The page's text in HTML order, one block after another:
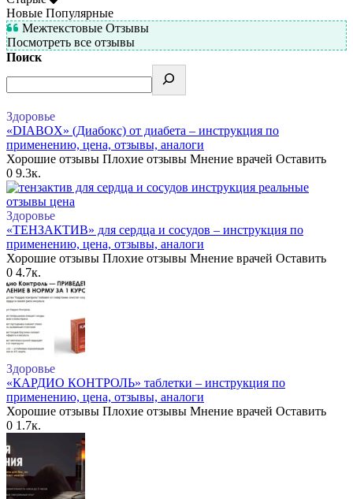
Новые Популярные
Межтекстовые Отзывы
Посмотреть все отзывы
Поиск
Здоровье
«DIABOX» (Диабокс) от диабета – инструкция по
применению, цена, отзывы, аналоги
Хорошие отзывы Плохие отзывы Мнение врачей Оставить
0 9.3к.
Здоровье
«ТЕНЗАКТИВ» для сердца и сосудов – инструкция по
применению, цена, отзывы, аналоги
Хорошие отзывы Плохие отзывы Мнение врачей Оставить
0 4.7к.
Здоровье
«КАРДИО КОНТРОЛЬ» таблетки – инструкция по
применению, цена, отзывы, аналоги
Хорошие отзывы Плохие отзывы Мнение врачей Оставить
0 1.7к.